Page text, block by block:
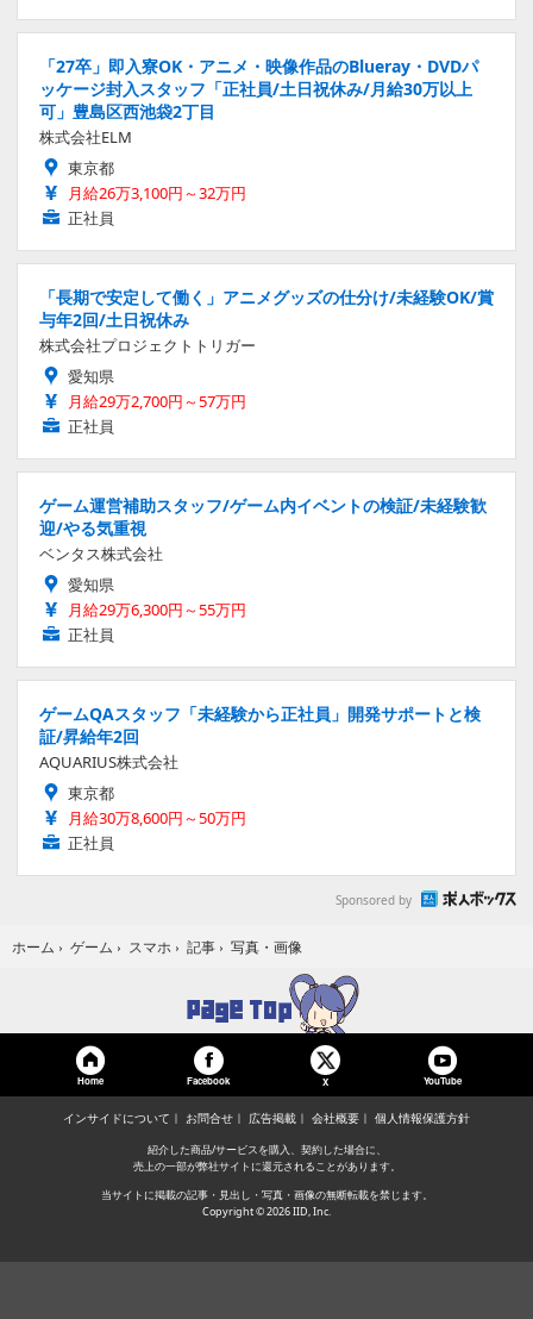
「27卒」即入寮OK・アニメ・映像作品のBlueray・DVDパ
ッケージ封入スタッフ「正社員/土日祝休み/月給30万以上
可」豊島区西池袋2丁目
株式会社ELM
東京都
月給26万3,100円～32万円
正社員
「長期で安定して働く」アニメグッズの仕分け/未経験OK/賞
与年2回/土日祝休み
株式会社プロジェクトトリガー
愛知県
月給29万2,700円～57万円
正社員
ゲーム運営補助スタッフ/ゲーム内イベントの検証/未経験歓
迎/やる気重視
ベンタス株式会社
愛知県
月給29万6,300円～55万円
正社員
ゲームQAスタッフ「未経験から正社員」開発サポートと検
証/昇給年2回
AQUARIUS株式会社
東京都
月給30万8,600円～50万円
正社員
Sponsored by
ホーム › ゲーム › スマホ › 記事 › 写真・画像
Home Facebook X YouTube
インサイドについて お問合せ 広告掲載 会社概要 個人情報保護方針
紹介した商品/サービスを購入、契約した場合に、
売上の一部が弊社サイトに還元されることがあります。
当サイトに掲載の記事・見出し・写真・画像の無断転載を禁じます。
Copyright © 2026 IID, Inc.